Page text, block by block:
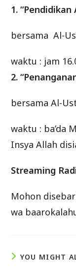
1.
bersama Al-
waktu : jam
2.
bersama Al-
waktu : ba’da
Insya Allah
Streaming
Mohon
wa
YOU MIGHT